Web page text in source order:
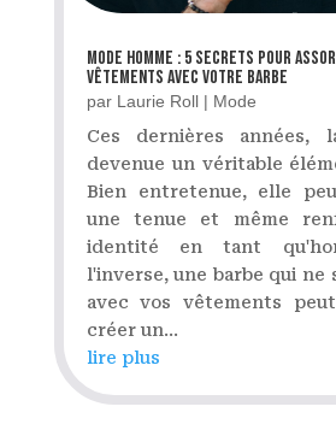
Mode homme : 5 secrets pour
vêtements avec votre barbe
par Laurie Roll| Mode
Ces dernières années,
devenue un véritable
Bien entretenue, elle
une tenue et même
identité en tant
l'inverse, une barbe qui ne
avec vos vêtements
créer un...
lire plus